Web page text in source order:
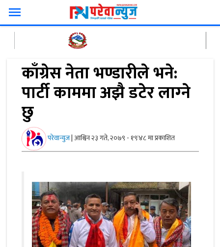
menu
काँग्रेस नेता भण्डारीले भने:
पार्टी काममा अझै डटेर लाग्‍ने
छु
परेवान्युज|आश्विन २३ गते, २०७९ - १९ः४८ मा प्रकाशित